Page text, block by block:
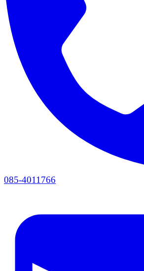
085-4011766